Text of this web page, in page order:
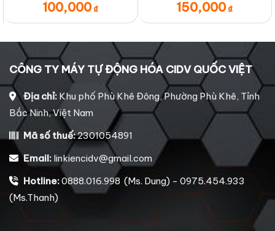
100,000 ₫ 150,000 ₫
CÔNG TY MÁY TỰ ĐỘNG HÓA CIDV QUỐC VIỆT
Địa chỉ: Khu phố Phù Khê Đông, Phường Phù Khê, Tỉnh
Bắc Ninh, Việt Nam
Mã số thuế:2301054891
Email: linkiencidv@gmail.com
Hotline:0888.016.998 (Ms. Dung) - 0975.454.933
(Ms.Thanh)